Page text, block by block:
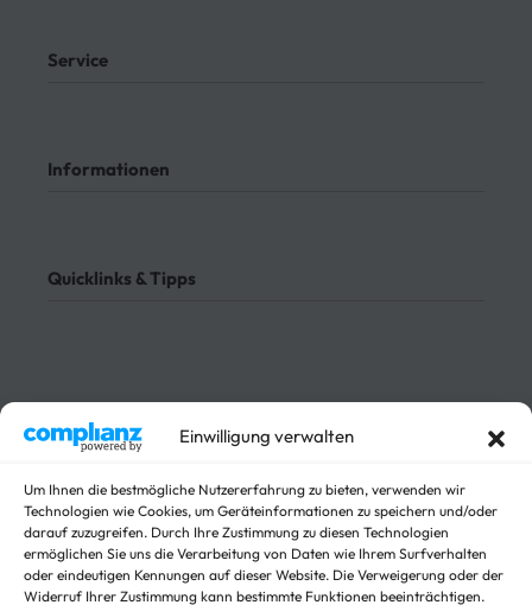
Einwilligung verwalten
Um Ihnen die bestmögliche Nutzererfahrung zu bieten, verwenden wir
Technologien wie Cookies, um Geräteinformationen zu speichern und/oder
darauf zuzugreifen. Durch Ihre Zustimmung zu diesen Technologien
ermöglichen Sie uns die Verarbeitung von Daten wie Ihrem Surfverhalten
oder eindeutigen Kennungen auf dieser Website. Die Verweigerung oder der
Widerruf Ihrer Zustimmung kann bestimmte Funktionen beeinträchtigen.
Service
Meine Bestellungen
Informationen
Impressum
Quicklinks & Tipps
Absenkbare-Kofferanhänger
Anhänger
Arbeitsbühnen Anhänger
Arbeitsmaschinen
Autotrailer
Autotrailer geschlossen
Baumaschinen
Für Fahrzeuge